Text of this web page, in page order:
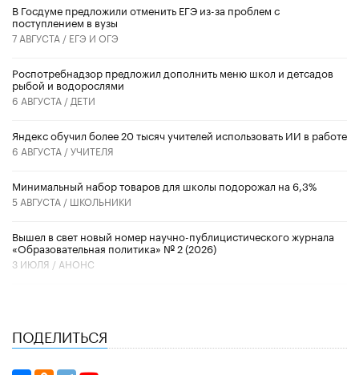
В Госдуме предложили отменить ЕГЭ из-за проблем с
поступлением в вузы
7 АВГУСТА / ЕГЭ И ОГЭ
Роспотребнадзор предложил дополнить меню школ и детсадов
рыбой и водорослями
6 АВГУСТА / ДЕТИ
​Яндекс обучил более 20 тысяч учителей использовать ИИ в работе
6 АВГУСТА /УЧИТЕЛЯ
Минимальный набор товаров для школы подорожал на 6,3%
5 АВГУСТА / ШКОЛЬНИКИ
Вышел в свет новый номер научно-публицистического журнала
«Образовательная политика» № 2 (2026)
3 ИЮЛЯ / АНОНС
ПОДЕЛИТЬСЯ